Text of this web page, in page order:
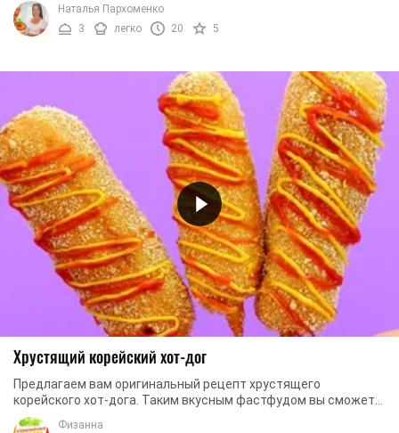
Наталья Пархоменко
3
легко 20 5
Хрустящий корейский хот-дог
Предлагаем вам оригинальный рецепт хрустящего
корейского хот-дога. Таким вкусным фастфудом вы сможете
угостить не только своих родных, но и гостей. ...
Физанна